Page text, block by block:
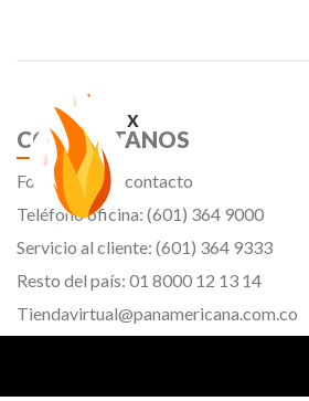
x
CONTÁCTANOS
Formulario de contacto
Teléfono oficina: (601) 364 9000
Servicio al cliente: (601) 364 9333
Resto del país: 01 8000 12 13 14
Tiendavirtual@panamericana.com.co